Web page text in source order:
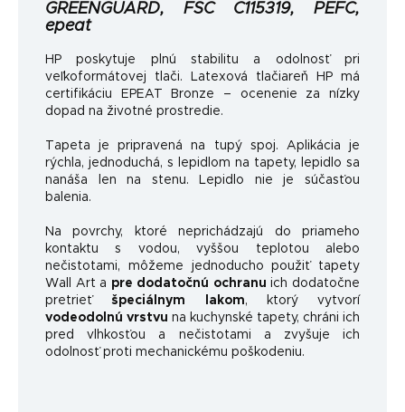
GREENGUARD, FSC C115319, PEFC,
epeat
HP poskytuje plnú stabilitu a odolnosť pri
veľkoformátovej tlači. Latexová tlačiareň HP má
certifikáciu EPEAT Bronze – ocenenie za nízky
dopad na životné prostredie.
Tapeta je pripravená na tupý spoj. Aplikácia je
rýchla, jednoduchá, s lepidlom na tapety, lepidlo sa
nanáša len na stenu. Lepidlo nie je súčasťou
balenia.
Na povrchy, ktoré neprichádzajú do priameho
kontaktu s vodou, vyššou teplotou alebo
nečistotami, môžeme jednoducho použiť tapety
Wall Art a pre dodatočnú ochranu ich dodatočne
pretrieťšpeciálnym lakom, ktorý vytvorí
vodeodolnú vrstvu na kuchynské tapety, chráni ich
pred vlhkosťou a nečistotami a zvyšuje ich
odolnosť proti mechanickému poškodeniu.